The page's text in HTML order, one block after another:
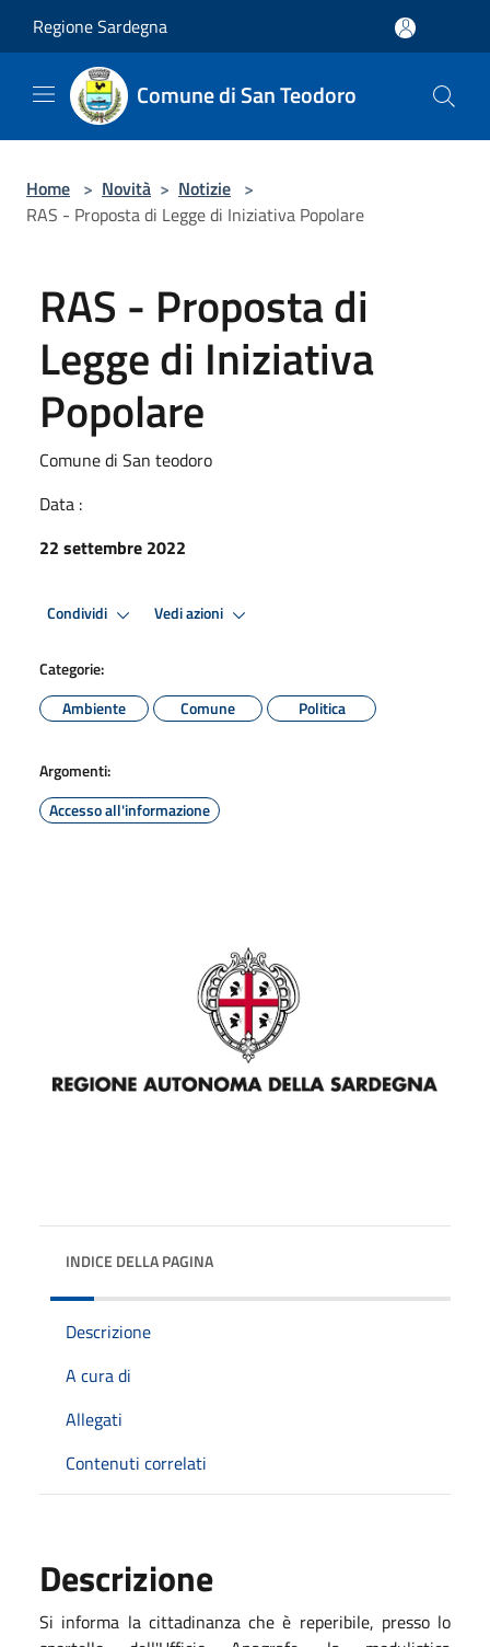
Regione Sardegna
Comune di San Teodoro
Home > Novità > Notizie >
RAS - Proposta di Legge di Iniziativa Popolare
RAS - Proposta di
Legge di Iniziativa
Popolare
Comune di San teodoro
Data :
22 settembre 2022
Condividi Vedi azioni
Categorie:
Ambiente
Comune Politica
Argomenti:
Accesso all'informazione
INDICE DELLA PAGINA
Descrizione
A cura di
Allegati
Contenuti correlati
Descrizione
Si informa la cittadinanza che è reperibile, presso lo